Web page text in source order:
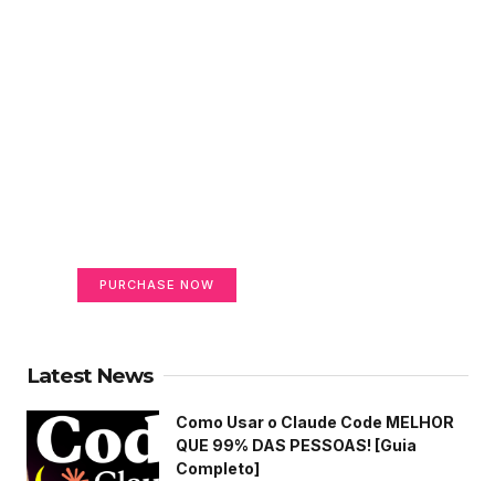
PURCHASE NOW
Latest News
Como Usar o Claude Code MELHOR
QUE 99% DAS PESSOAS! [Guia
Completo]